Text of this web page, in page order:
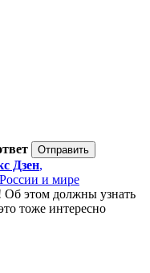
Дзен,
и мире
Об этом должны узнать
тоже интересно